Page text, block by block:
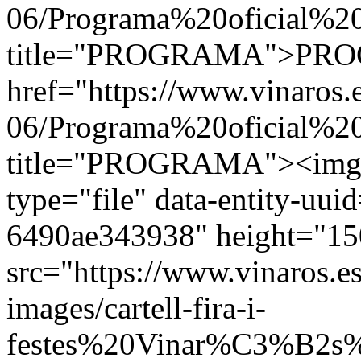
06/
href="https://
06/
type="file" data-entity-
6490ae343938"
src="https://
images/cartell-fira-i-